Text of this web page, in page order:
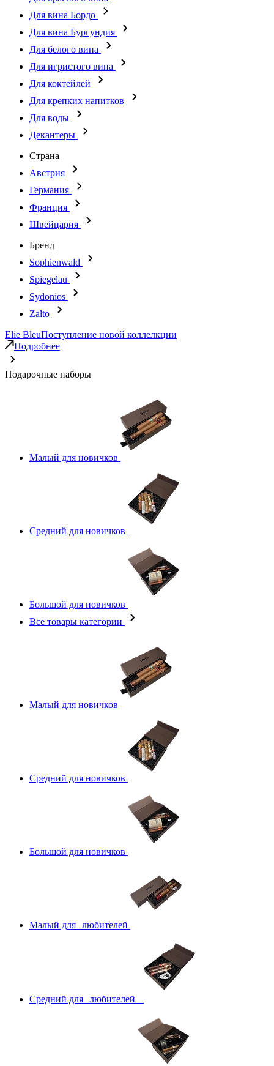
Для вина Бордо
Для вина Бургундия
Для белого вина
Для игристого вина
Для коктейлей
Для крепких напитков
Для воды
Декантеры
Страна
Австрия
Германия
Франция
Швейцария
Бренд
Sophienwald
Spiegelau
Sydonios
Zalto
Elie BleuПоступление новой коллелкции
Подробнее
Подарочные наборы
Малый для новичков
Средний для новичков
Большой для новичков
Все товары категории
Малый для новичков
Средний для новичков
Большой для новичков
Малый для любителей
Средний для любителей